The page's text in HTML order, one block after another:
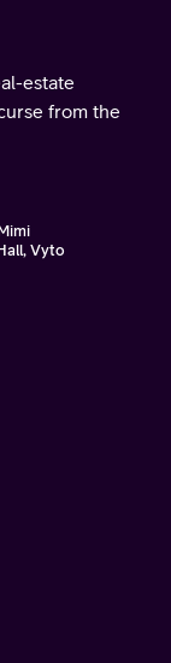
estate
from the
Vyto